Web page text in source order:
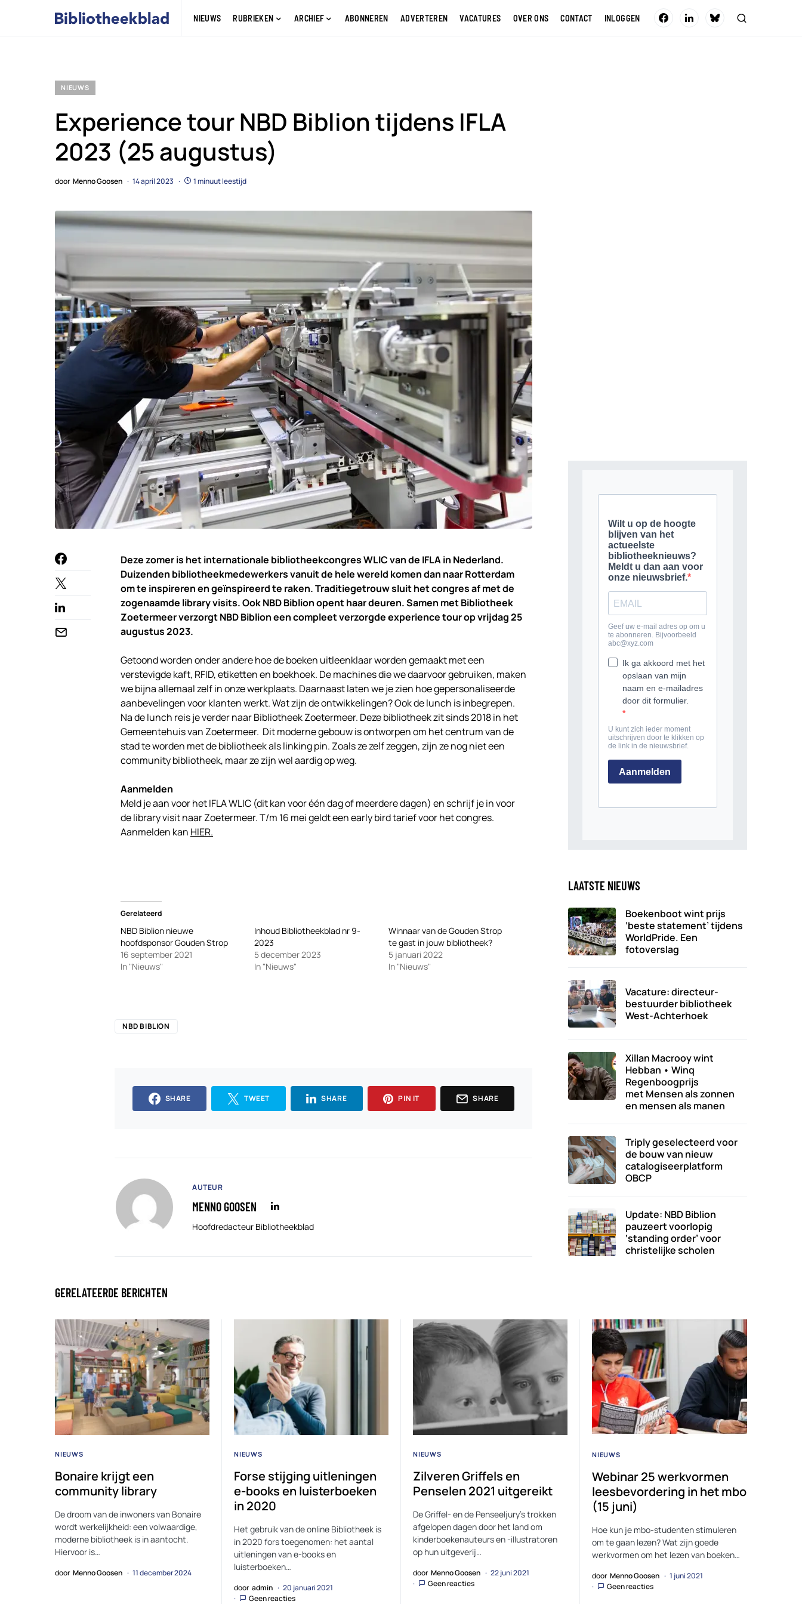
NIEUWS RUBRIEKEN ARCHIEF ABONNEREN ADVERTEREN VACATURES OVER ONS CONTACT INLOGGEN
NIEUWS
Experience tour NBD Biblion tijdens IFLA
2023 (25 augustus)
door Menno Goosen 14 april 2023 1 minuut leestijd
Deze zomer is het internationale bibliotheekcongres WLIC van de IFLA in Nederland.
Duizenden bibliotheekmedewerkers vanuit de hele wereld komen dan naar Rotterdam
om te inspireren en geïnspireerd te raken. Traditiegetrouw sluit het congres af met de
zogenaamde library visits. Ook NBD Biblion opent haar deuren. Samen met Bibliotheek
Zoetermeer verzorgt NBD Biblion een compleet verzorgde experience tour op vrijdag 25
augustus 2023.
Getoond worden onder andere hoe de boeken uitleenklaar worden gemaakt met een
verstevigde kaft, RFID, etiketten en boekhoek. De machines die we daarvoor gebruiken, maken
we bijna allemaal zelf in onze werkplaats. Daarnaast laten we je zien hoe gepersonaliseerde
aanbevelingen voor klanten werkt. Wat zijn de ontwikkelingen? Ook de lunch is inbegrepen.
Na de lunch reis je verder naar Bibliotheek Zoetermeer. Deze bibliotheek zit sinds 2018 in het
Gemeentehuis van Zoetermeer. Dit moderne gebouw is ontworpen om het centrum van de
stad te worden met de bibliotheek als linking pin. Zoals ze zelf zeggen, zijn ze nog niet een
community bibliotheek, maar ze zijn wel aardig op weg.
Aanmelden
Meld je aan voor het IFLA WLIC (dit kan voor één dag of meerdere dagen) en schrijf je in voor
de library visit naar Zoetermeer. T/m 16 mei geldt een early bird tarief voor het congres.
Aanmelden kan HIER.
Gerelateerd
NBD Biblion nieuwe
hoofdsponsor Gouden Strop
16 september 2021
In "Nieuws"
Inhoud Bibliotheekblad nr 9-
2023
5 december 2023
In "Nieuws"
Winnaar van de Gouden Strop
te gast in jouw bibliotheek?
5 januari 2022
In "Nieuws"
NBD BIBLION
SHARE TWEET SHARE PIN IT SHARE
AUTEUR
MENNO GOOSEN
Hoofdredacteur Bibliotheekblad
LAATSTE NIEUWS
Boekenboot wint prijs
‘beste statement’ tijdens
WorldPride. Een
fotoverslag
Vacature: directeur-
bestuurder bibliotheek
West-Achterhoek
Xillan Macrooy wint
Hebban • Winq
Regenboogprijs
met Mensen als zonnen
en mensen als manen
Triply geselecteerd voor
de bouw van nieuw
catalogiseerplatform
OBCP
Update: NBD Biblion
pauzeert voorlopig
‘standing order’ voor
christelijke scholen
GERELATEERDE BERICHTEN
NIEUWS
Bonaire krijgt een
community library
De droom van de inwoners van Bonaire
wordt werkelijkheid: een volwaardige,
moderne bibliotheek is in aantocht.
Hiervoor is…
door Menno Goosen 11 december 2024
NIEUWS
Forse stijging uitleningen
e-books en luisterboeken
in 2020
Het gebruik van de online Bibliotheek is
in 2020 fors toegenomen: het aantal
uitleningen van e-books en
luisterboeken…
door admin
20 januari 2021
Geen reacties
NIEUWS
Zilveren Griffels en
Penselen 2021 uitgereikt
De Griffel- en de Penseeljury’s trokken
afgelopen dagen door het land om
kinderboekenauteurs en -illustratoren
op hun uitgeverij…
door Menno Goosen
22 juni 2021
Geen reacties
NIEUWS
Webinar 25 werkvormen
leesbevordering in het mbo
(15 juni)
Hoe kun je mbo-studenten stimuleren
om te gaan lezen? Wat zijn goede
werkvormen om het lezen van boeken…
door Menno Goosen
1 juni 2021
Geen reacties